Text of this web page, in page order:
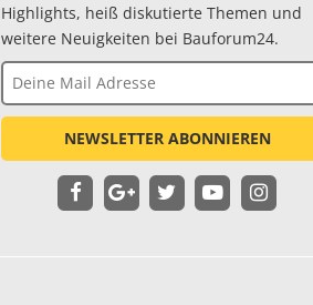
Highlights, heiß diskutierte Themen und
weitere Neuigkeiten bei Bauforum24.
NEWSLETTER ABONNIEREN